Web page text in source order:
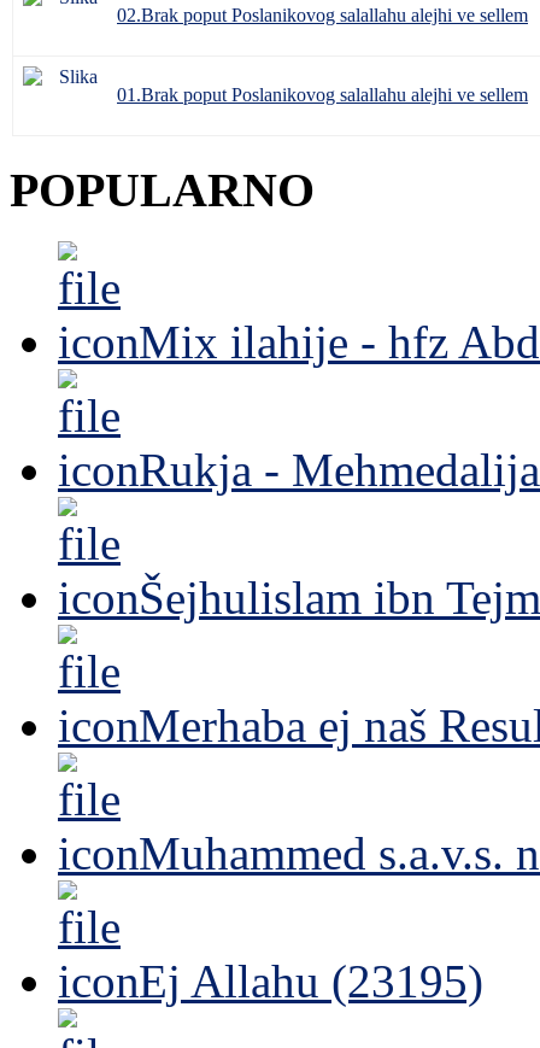
02.Brak poput Poslanikovog salallahu alejhi ve sellem
01.Brak poput Poslanikovog salallahu alejhi ve sellem
POPULARNO
Mix ilahije - hfz
Rukja -
Šejhulislam ibn
Merhaba ej naš
Muhammed s.a.v.s.
Ej Allahu (23195)